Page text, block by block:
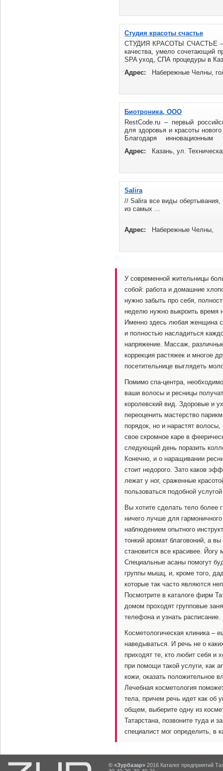
Студия красоты счастье
СТУДИЯ КРАСОТЫ СЧАСТЬЕ –
качества, умело сочетающий
SPA уход, СПА процедуры в
Адрес:
Набережные Челны,
Биотроника, ООО
RestCode.ru – первый
для здоровья и красоты
Благодаря
Адрес: Казань, ул.
Salira
// Salira все виды
из самых ...
Адрес: Набережные Челны,
У современной жительницы
собой: работа и домашние
нужно забыть про себя,
неделю нужно выкроить время
Именно здесь любая женщина
и полностью насладиться
напряжение. Массаж,
коррекция растяжек и многое
посетительнице выглядеть
Помимо спа-центра,
ваши волосы и ресницы
королевский вид. Здоровые и
переоценить мастерство
порядок, но и нарастят
свое скромное каре в
следующий день поразить
Конечно, и о наращивании
стоит недорого. Зато каков
лежат у ног, сраженные
пользоваться подобной
Вы хотите сделать тело более
ничего лучше для
наблюдением опытного
тонкий аромат благовоний, а
становится все красивее.
Специальные асаны помогут
группы мышц, и, кроме того,
которые так часто являются
Посмотрите в каталоге фирм
домом проходят групповые
телефона и узнать расписание.
Косметологическая клиника –
наведываться. И речь не о
приходят те, кто любит себя и
при помощи такой услуги, как
кожи, оказать положительное
Лечебная косметология
тела, причем речь идет как об
общем, выберите одну из
Татарстана, позвоните туда и
специалист мог определить, в
© «Зурбазар» 2016 Каталог предприятий